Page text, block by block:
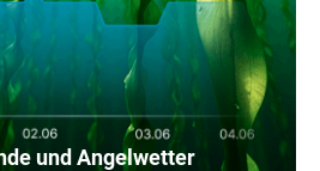
und Angelwetter